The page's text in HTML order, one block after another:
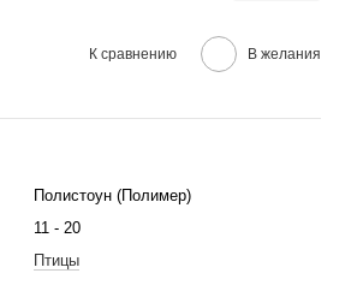
К сравнению В желания
Полистоун (Полимер)
11 - 20
Птицы